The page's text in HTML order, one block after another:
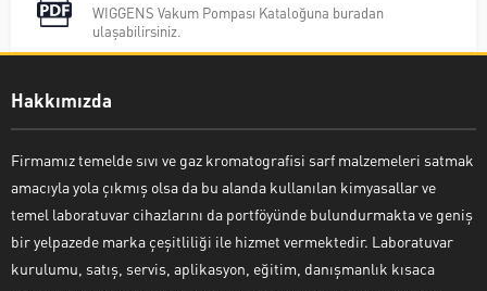
WIGGENS Vakum Pompası Kataloğuna buradan
ulaşabilirsiniz.
Hakkımızda
Firmamız temelde sıvı ve gaz kromatografisi sarf malzemeleri satmak
amacıyla yola çıkmış olsa da bu alanda kullanılan kimyasallar ve
temel laboratuvar cihazlarını da portföyünde bulundurmakta ve geniş
bir yelpazede marka çeşitliliği ile hizmet vermektedir. Laboratuvar
kurulumu, satış, servis, aplikasyon, eğitim, danışmanlık kısaca